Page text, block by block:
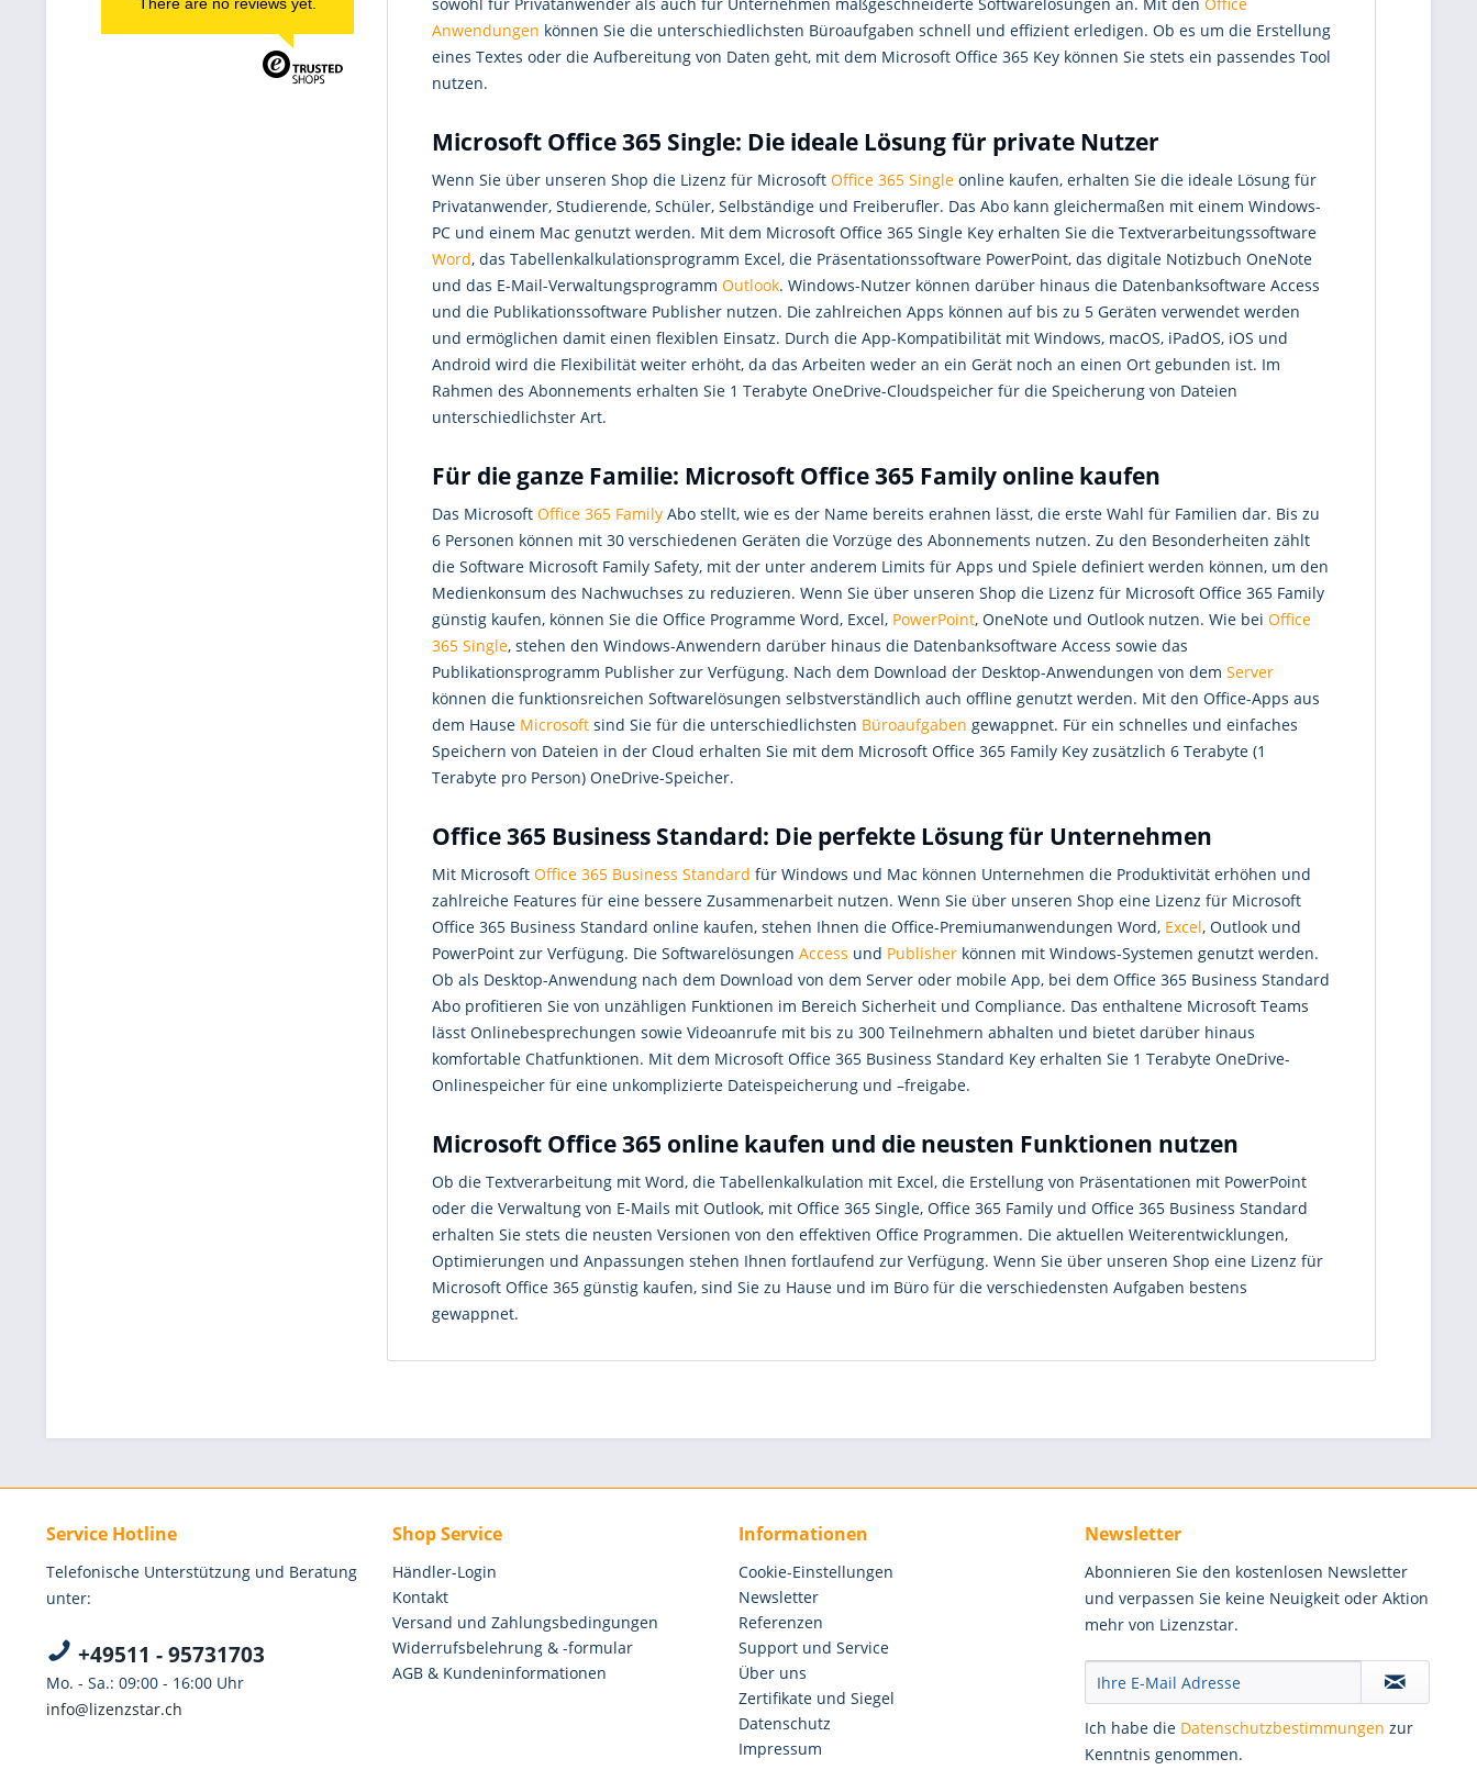
sowohl für Privatanwender als auch für Unternehmen maßgeschneiderte Softwarelösungen an. Mit den Office
Anwendungen können Sie die unterschiedlichsten Büroaufgaben schnell und effizient erledigen. Ob es um die Erstellung
eines Textes oder die Aufbereitung von Daten geht, mit dem Microsoft Office 365 Key können Sie stets ein passendes Tool
nutzen.
Microsoft Office 365 Single: Die ideale Lösung für private Nutzer
Wenn Sie über unseren Shop die Lizenz für Microsoft Office 365 Single online kaufen, erhalten Sie die ideale Lösung für
Privatanwender, Studierende, Schüler, Selbständige und Freiberufler. Das Abo kann gleichermaßen mit einem Windows-
PC und einem Mac genutzt werden. Mit dem Microsoft Office 365 Single Key erhalten Sie die Textverarbeitungssoftware
Word, das Tabellenkalkulationsprogramm Excel, die Präsentationssoftware PowerPoint, das digitale Notizbuch OneNote
und das E-Mail-Verwaltungsprogramm Outlook. Windows-Nutzer können darüber hinaus die Datenbanksoftware Access
und die Publikationssoftware Publisher nutzen. Die zahlreichen Apps können auf bis zu 5 Geräten verwendet werden
und ermöglichen damit einen flexiblen Einsatz. Durch die App-Kompatibilität mit Windows, macOS, iPadOS, iOS und
Android wird die Flexibilität weiter erhöht, da das Arbeiten weder an ein Gerät noch an einen Ort gebunden ist. Im
Rahmen des Abonnements erhalten Sie 1 Terabyte OneDrive-Cloudspeicher für die Speicherung von Dateien
unterschiedlichster Art.
Für die ganze Familie: Microsoft Office 365 Family online kaufen
Das Microsoft Office 365 Family Abo stellt, wie es der Name bereits erahnen lässt, die erste Wahl für Familien dar. Bis zu
6 Personen können mit 30 verschiedenen Geräten die Vorzüge des Abonnements nutzen. Zu den Besonderheiten zählt
die Software Microsoft Family Safety, mit der unter anderem Limits für Apps und Spiele definiert werden können, um den
Medienkonsum des Nachwuchses zu reduzieren. Wenn Sie über unseren Shop die Lizenz für Microsoft Office 365 Family
günstig kaufen, können Sie die Office Programme Word, Excel, PowerPoint, OneNote und Outlook nutzen. Wie bei Office
365 Single, stehen den Windows-Anwendern darüber hinaus die Datenbanksoftware Access sowie das
Publikationsprogramm Publisher zur Verfügung. Nach dem Download der Desktop-Anwendungen von dem Server
können die funktionsreichen Softwarelösungen selbstverständlich auch offline genutzt werden. Mit den Office-Apps aus
dem Hause Microsoft sind Sie für die unterschiedlichsten Büroaufgaben gewappnet. Für ein schnelles und einfaches
Speichern von Dateien in der Cloud erhalten Sie mit dem Microsoft Office 365 Family Key zusätzlich 6 Terabyte (1
Terabyte pro Person) OneDrive-Speicher.
Office 365 Business Standard: Die perfekte Lösung für Unternehmen
Mit Microsoft Office 365 Business Standard für Windows und Mac können Unternehmen die Produktivität erhöhen und
zahlreiche Features für eine bessere Zusammenarbeit nutzen. Wenn Sie über unseren Shop eine Lizenz für Microsoft
Office 365 Business Standard online kaufen, stehen Ihnen die Office-Premiumanwendungen Word, Excel, Outlook und
PowerPoint zur Verfügung. Die Softwarelösungen Access und Publisher können mit Windows-Systemen genutzt werden.
Ob als Desktop-Anwendung nach dem Download von dem Server oder mobile App, bei dem Office 365 Business Standard
Abo profitieren Sie von unzähligen Funktionen im Bereich Sicherheit und Compliance. Das enthaltene Microsoft Teams
lässt Onlinebesprechungen sowie Videoanrufe mit bis zu 300 Teilnehmern abhalten und bietet darüber hinaus
komfortable Chatfunktionen. Mit dem Microsoft Office 365 Business Standard Key erhalten Sie 1 Terabyte OneDrive-
Onlinespeicher für eine unkomplizierte Dateispeicherung und –freigabe.
Microsoft Office 365 online kaufen und die neusten Funktionen nutzen
Ob die Textverarbeitung mit Word, die Tabellenkalkulation mit Excel, die Erstellung von Präsentationen mit PowerPoint
oder die Verwaltung von E-Mails mit Outlook, mit Office 365 Single, Office 365 Family und Office 365 Business Standard
erhalten Sie stets die neusten Versionen von den effektiven Office Programmen. Die aktuellen Weiterentwicklungen,
Optimierungen und Anpassungen stehen Ihnen fortlaufend zur Verfügung. Wenn Sie über unseren Shop eine Lizenz für
Microsoft Office 365 günstig kaufen, sind Sie zu Hause und im Büro für die verschiedensten Aufgaben bestens
gewappnet.
Service Hotline
Telefonische Unterstützung und Beratung
unter:
+49511 - 95731703
Mo. - Sa.: 09:00 - 16:00 Uhr
info@lizenzstar.ch
Shop Service
Händler-Login
Kontakt
Versand und Zahlungsbedingungen
Widerrufsbelehrung & -formular
AGB & Kundeninformationen
Informationen
Cookie-Einstellungen
Newsletter
Referenzen
Support und Service
Über uns
Zertifikate und Siegel
Datenschutz
Impressum
Newsletter
Abonnieren Sie den kostenlosen Newsletter
und verpassen Sie keine Neuigkeit oder Aktion
mehr von Lizenzstar.
Ich habe die Datenschutzbestimmungen zur
Kenntnis genommen.